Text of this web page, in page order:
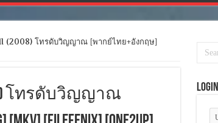
(2008) โทรดับวิญญาณ [พากย์ไทย+อังกฤษ]
โทรดับวิญญาณ
Login